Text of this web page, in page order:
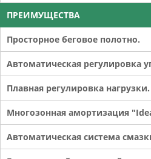
ПРЕИМУЩЕСТВА
Просторное беговое полотно.
Автоматическая регулировка
Плавная регулировка нагрузки.
Многозонная амортизация
Автоматическая система